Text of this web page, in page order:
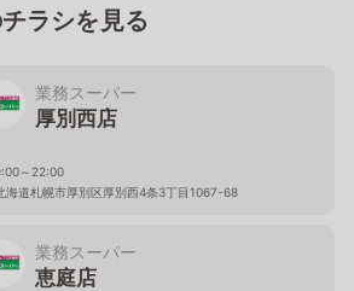
ラシを見る
業務スーパー
厚別西店
～22:00
海道札幌市厚別区厚別西4条3丁目1067-68
業務スーパー
恵庭店